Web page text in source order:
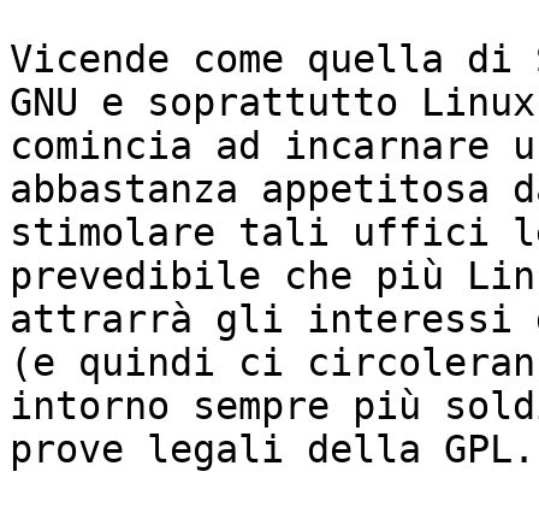
Vicende come quella di
GNU e soprattutto Linux
comincia ad incarnare
abbastanza appetitosa
stimolare tali uffici
prevedibile che più
attrarrà gli interessi
(e quindi ci
intorno sempre più
prove legali della GPL.